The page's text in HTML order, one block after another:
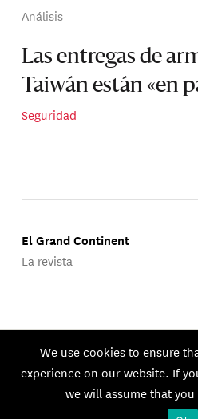
Análisis
Las entregas de
Taiwán están «en
Seguridad
El Grand Continent
La revista
© 2026 GEG. Todos los
We use cookies to ensure
experience on our website. If
we will assume that